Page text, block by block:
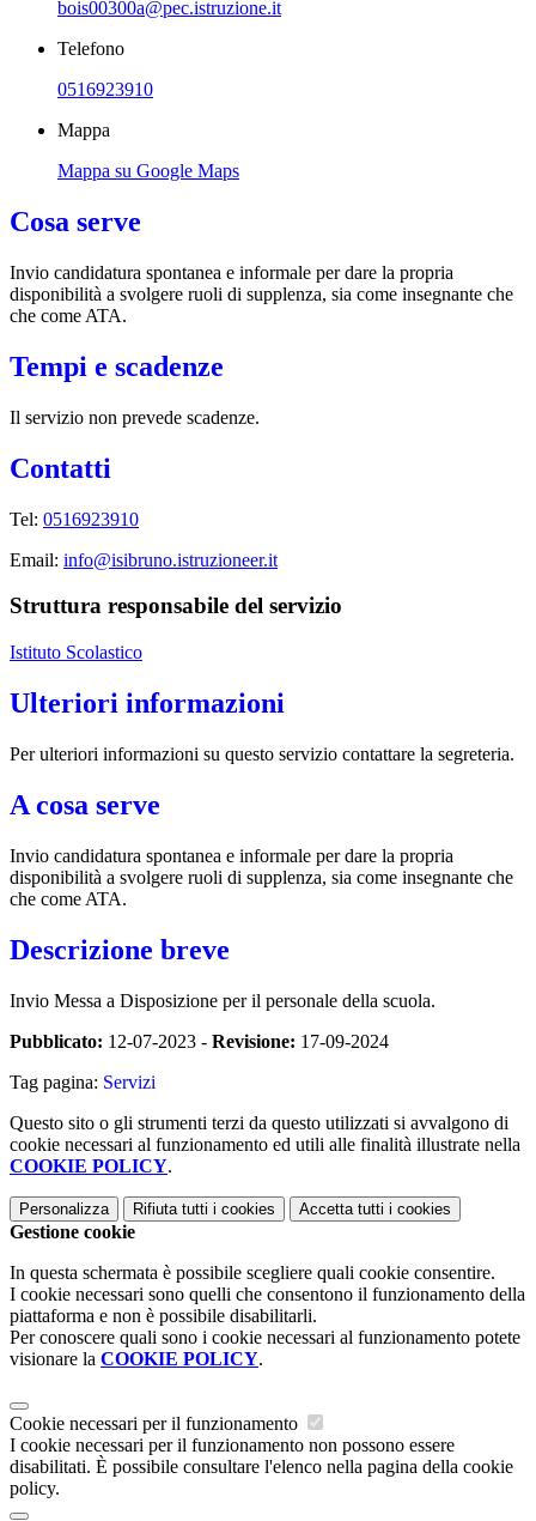
bois00300a@pec.istruzione.it
Telefono
0516923910
Mappa
Mappa su Google Maps
Cosa serve
Invio candidatura spontanea e informale per dare la propria
disponibilità a svolgere ruoli di supplenza, sia come insegnante che
che come ATA.
Tempi e scadenze
Il servizio non prevede scadenze.
Contatti
Tel: 0516923910
Email: info@isibruno.istruzioneer.it
Struttura responsabile del servizio
Istituto Scolastico
Ulteriori informazioni
Per ulteriori informazioni su questo servizio contattare la segreteria.
A cosa serve
Invio candidatura spontanea e informale per dare la propria
disponibilità a svolgere ruoli di supplenza, sia come insegnante che
che come ATA.
Descrizione breve
Invio Messa a Disposizione per il personale della scuola.
Pubblicato: 12-07-2023 - Revisione: 17-09-2024
Tag pagina: Servizi
Questo sito o gli strumenti terzi da questo utilizzati si avvalgono di
cookie necessari al funzionamento ed utili alle finalità illustrate nella
COOKIE POLICY.
Personalizza Rifiuta tutti i cookies Accetta tutti i cookies
Gestione cookie
In questa schermata è possibile scegliere quali cookie consentire.
I cookie necessari sono quelli che consentono il funzionamento della
piattaforma e non è possibile disabilitarli.
Per conoscere quali sono i cookie necessari al funzionamento potete
visionare la COOKIE POLICY.
Cookie necessari per il funzionamento
I cookie necessari per il funzionamento non possono essere
disabilitati. È possibile consultare l'elenco nella pagina della cookie
policy.